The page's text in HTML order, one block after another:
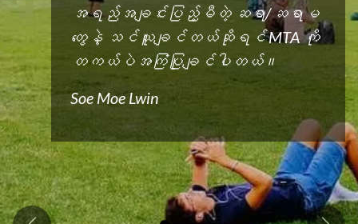
အရည်အချင်းပြည့်မီတဲ့ ဆရာ/ဆရာမ
တွေနဲ့ သင်ယူချင်တယ်ဆိုရင် MTA ကို
တကယ်ပဲအကြံပြုချင်ပါတယ်။
Soe Moe Lwin